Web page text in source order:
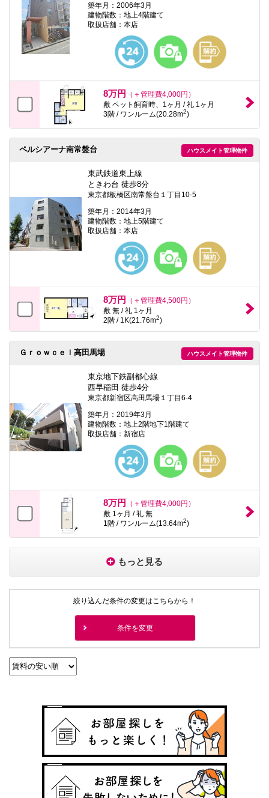
築年月：2006年3月
建物階数：地上4階建て
取扱店舗：本店
8万円
（＋管理費4,000円）
敷 ペット飼育時、1ヶ月 / 礼 1ヶ月
3階 / ワンルーム(20.28m2)
ハウスメイト管理物件
ペルシアーナ南常盤台
東武鉄道東上線
ときわ台 徒歩8分
東京都板橋区南常盤台１丁目10-5
築年月：2014年3月
建物階数：地上5階建て
取扱店舗：本店
8万円
（＋管理費4,500円）
敷 無 / 礼 1ヶ月
2階 / 1K(21.76m2)
ハウスメイト管理物件
Ｇｒｏｗｃｅｌ高田馬場
東京地下鉄副都心線
西早稲田 徒歩4分
東京都新宿区高田馬場１丁目6-4
築年月：2019年3月
建物階数：地上2階地下1階建て
取扱店舗：新宿店
8万円
（＋管理費4,000円）
敷 1ヶ月 / 礼 無
1階 / ワンルーム(13.64m2)
もっと見る
絞り込んだ条件の変更はこちらから！
条件を変更